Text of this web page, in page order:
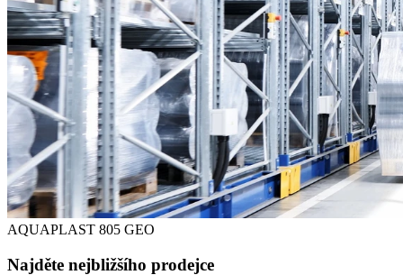
AQUAPLAST 805 GEO
Najděte nejbližšího prodejce